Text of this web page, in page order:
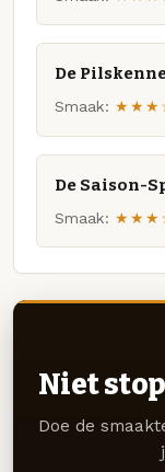
De
Smaak:
De Saison-
Smaak:
Niet
Doe de